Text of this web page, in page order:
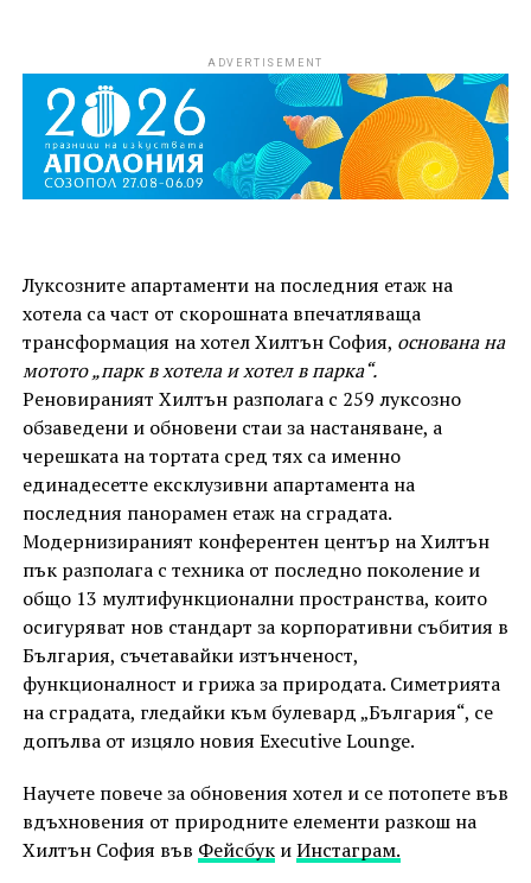
ADVERTISEMENT
Луксозните апартаменти на последния етаж на
хотела са част от скорошната впечатляваща
трансформация на хотел Хилтън София, основана на
мотото „парк в хотела и хотел в парка“.
Реновираният Хилтън разполага с 259 луксозно
обзаведени и обновени стаи за настаняване, а
черешката на тортата сред тях са именно
единадесетте ексклузивни апартамента на
последния панорамен етаж на сградата.
Модернизираният конферентен център на Хилтън
пък разполага с техника от последно поколение и
общо 13 мултифункционални пространства, които
осигуряват нов стандарт за корпоративни събития в
България, съчетавайки изтънченост,
функционалност и грижа за природата. Симетрията
на сградата, гледайки към булевард „България“, се
допълва от изцяло новия Executive Lounge.
Научете повече за обновения хотел и се потопете във
вдъхновения от природните елементи разкош на
Хилтън София във ФейсбукиИнстаграм.